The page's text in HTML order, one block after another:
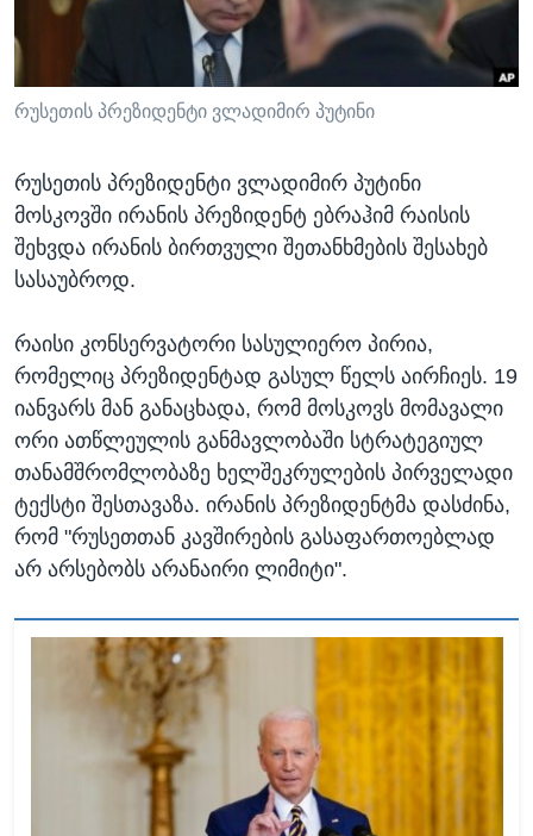
ᲡᲢᲣᲓᲘᲐ ᲕᲐᲨᲘᲜᲒᲢᲝᲜᲘ
ᲛᲔᲪᲜᲘᲔᲠᲔᲑᲐ
ᲙᲣᲚᲢᲣᲠᲐ
ᲒᲐᲚᲘᲚᲔᲝ
ᲓᲔᲖᲘᲜᲤᲝᲠᲛᲐᲪᲘᲐ
Learning English
ᲗᲕᲐᲚᲘ ᲒᲕᲐᲓᲔᲕᲜᲔᲗ
ენები
რუსეთის პრეზიდენტი ვლადიმირ პუტინი
რუსეთის პრეზიდენტი ვლადიმირ პუტინი
მოსკოვში ირანის პრეზიდენტ ებრაჰიმ რაისის
შეხვდა ირანის ბირთვული შეთანხმების შესახებ
სასაუბროდ.
რაისი კონსერვატორი სასულიერო პირია,
რომელიც პრეზიდენტად გასულ წელს აირჩიეს. 19
იანვარს მან განაცხადა, რომ მოსკოვს მომავალი
ორი ათწლეულის განმავლობაში სტრატეგიულ
თანამშრომლობაზე ხელშეკრულების პირველადი
ტექსტი შესთავაზა. ირანის პრეზიდენტმა დასძინა,
რომ "რუსეთთან კავშირების გასაფართოებლად
არ არსებობს არანაირი ლიმიტი".